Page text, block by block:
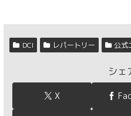
DCI レパートリー 公式
シェ
X